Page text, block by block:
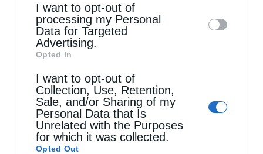
disclose it to other third parties.
I want to opt-out of
processing my Personal
Data for Targeted
Advertising.
Opted In
I want to opt-out of
Collection, Use, Retention,
Sale, and/or Sharing of my
Personal Data that Is
Unrelated with the Purposes
for which it was collected.
Opted Out
Κακό και εκδίκηση
Χειροτονία Διακόνου από τον Αρχιεπίσκοπο
Αυστραλίας στην Ιερά Επισκοπή Χώρας
Δημητριάδος Ιγνάτιος: «Ο Χριστός μάς έδειξε το